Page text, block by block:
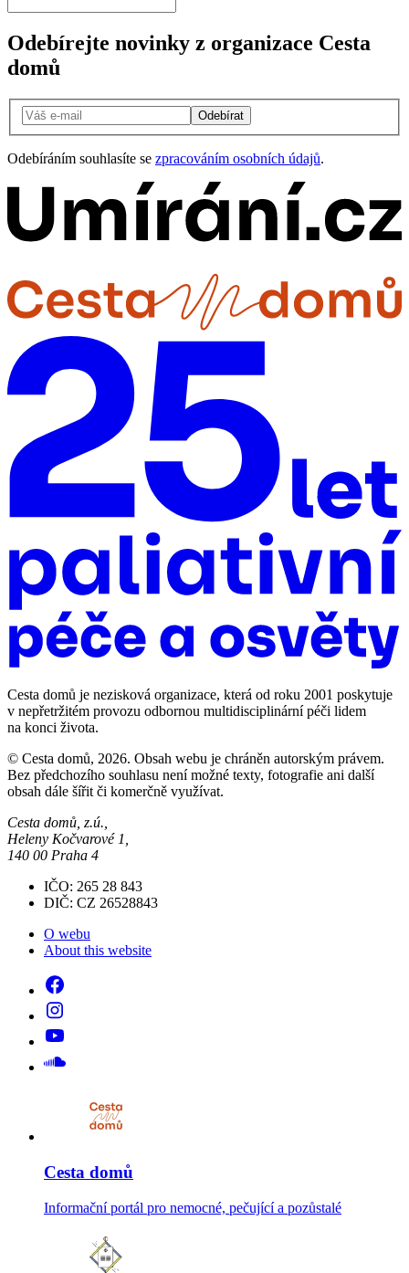
Odebírejte novinky z organizace Cesta
domů
Odebírat
Odebíráním souhlasíte se zpracováním osobních údajů.
Cesta domů je nezisková organizace, která od roku 2001 poskytuje
v nepřetržitém provozu odbornou multidisciplinární péči lidem
na konci života.
© Cesta domů, 2026. Obsah webu je chráněn autorským právem.
Bez předchozího souhlasu není možné texty, fotografie ani další
obsah dále šířit či komerčně využívat.
Cesta domů, z.ú.,
Heleny Kočvarové 1,
140 00 Praha 4
IČO: 265 28 843
DIČ: CZ 26528843
O webu
About this website
Cesta domů
Informační portál pro nemocné, pečující a pozůstalé